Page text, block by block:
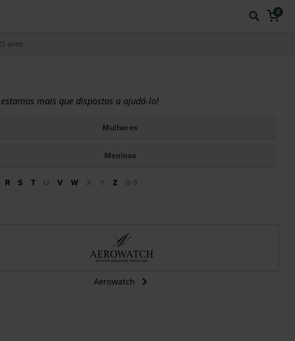
0
anos
mais que dispostos a ajudá-lo!
Mulheres
Meninas
R S T U V W X Y Z 0-9
Aerowatch